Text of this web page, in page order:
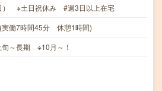
） ※土日祝休み #週3日以上在宅
実働7時間45分 休憩1時間)
～長期 ※10月～！